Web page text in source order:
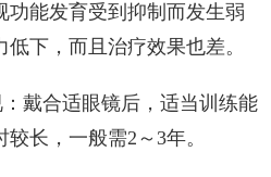
功能发育受到抑制而发生弱
下，而且治疗效果也差。
戴合适眼镜后，适当训练能
长，一般需2～3年。